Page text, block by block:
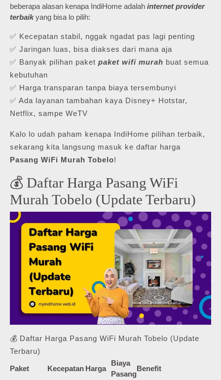
beberapa alasan kenapa IndiHome adalah internet provider
terbaikyang bisa lo pilih:
✅ Kecepatan stabil, nggak ngadat pas lagi penting
✅ Jaringan luas, bisa diakses dari mana aja
✅ Banyak pilihan paket paket wifi murah buat semua
kebutuhan
✅ Harga transparan tanpa biaya tersembunyi
✅ Ada layanan tambahan kaya Disney+ Hotstar,
Netflix, sampe WeTV
Kalo lo udah paham kenapa IndiHome pilihan terbaik,
sekarang kita langsung masuk ke daftar harga
Pasang WiFi Murah Tobelo!
💰 Daftar Harga Pasang WiFi
Murah Tobelo (Update Terbaru)
💰 Daftar Harga Pasang WiFi Murah Tobelo (Update
Terbaru)
Paket Kecepatan Harga
Biaya
Pasang
Benefit